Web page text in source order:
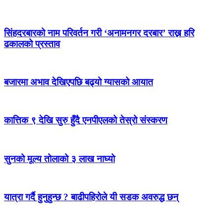
सिंहदरबारको नाम परिवर्तन गरी ‘अनामनगर दरबार’ राख्न हरि
ढकालको प्रस्ताव
बजारमा अभाव देखिएपछि बढ्यो ग्यासको आयात
कात्तिक ९ देखि सुरु हुँदै एनपीएलको तेस्रो संस्करण
सुनको मूल्य तोलाको ३ लाख नाघ्यो
यात्रा गर्दै हुनुहुन्छ ? बाढीपहिरोले यी सडक अवरुद्ध छन्